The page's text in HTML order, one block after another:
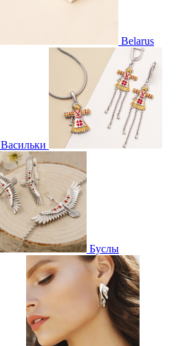
Belarus
Васильки
Буслы